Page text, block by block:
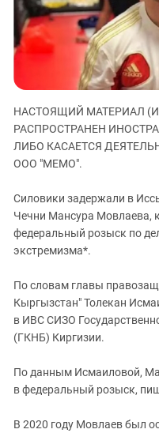
Дагестан
Ингушетия
Кабардино-Балкария
Калмыкия
Карачаево-Черкесия
Краснодарский край
Нагорный Карабах
Ростовская область
Северная Осетия - Алания
СКФО
Ставропольский край
Чечня
Южная Осетия
ЮФО
НАСТОЯЩИЙ МАТЕРИАЛ
РАСПРОСТРАНЕН
ЛИБО КАСАЕТСЯ
ООО "МЕМО".
Силовики задержали в
Чечни Мансура Мовлаева,
федеральный розыск по
экстремизма*.
По словам главы
Кыргызстан" Толекан
в ИВС СИЗО
(ГКНБ) Киргизии.
По данным Исмаиловой,
в федеральный розыск,
B 2020 году Мовлаев был